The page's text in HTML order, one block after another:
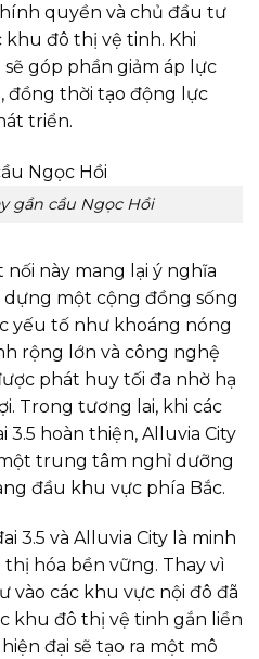
quyền và chủ đầu tư
đô thị vệ tinh. Khi
sẽ góp phần giảm áp lực
đồng thời tạo động lực
triển.
gần cầu Ngọc Hồi
nối này mang lại ý nghĩa
dựng một cộng đồng sống
yếu tố như khoáng nóng
rộng lớn và công nghệ
phát huy tối đa nhờ hạ
Trong tương lai, khi các
3.5 hoàn thiện, Alluvia City
trung tâm nghỉ dưỡng
đầu khu vực phía Bắc.
3.5 và Alluvia City là minh
hóa bền vững. Thay vì
các khu vực nội đô đã
khu đô thị vệ tinh gắn liền
đại sẽ tạo ra một mô